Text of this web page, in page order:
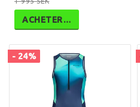
ACHETER…
- 24%